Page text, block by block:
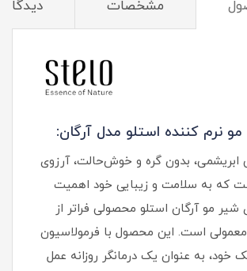
مشخصات
نرم کننده استلو مدل آرگان:
ابریشمی، بدون گره و خوش‌حالت، آرزوی
به سلامت و زیبایی خود اهمیت
مو آرگان استلو محصولی فراتر از
است. این محصول با فرمولاسیون
خود، به عنوان یک درمانگر روزانه عمل